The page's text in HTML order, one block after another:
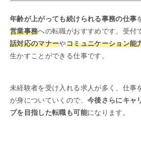
年齢が上がっても続けられる事務の仕事
営業事務への転職がおすすめです。受付
話対応のマナーやコミュニケーション能
生かすことができる仕事です。
未経験者を受け入れる求人が多く、仕事
が身についていくので、 今後さらにキャ
プを目指した転職も可能になります。